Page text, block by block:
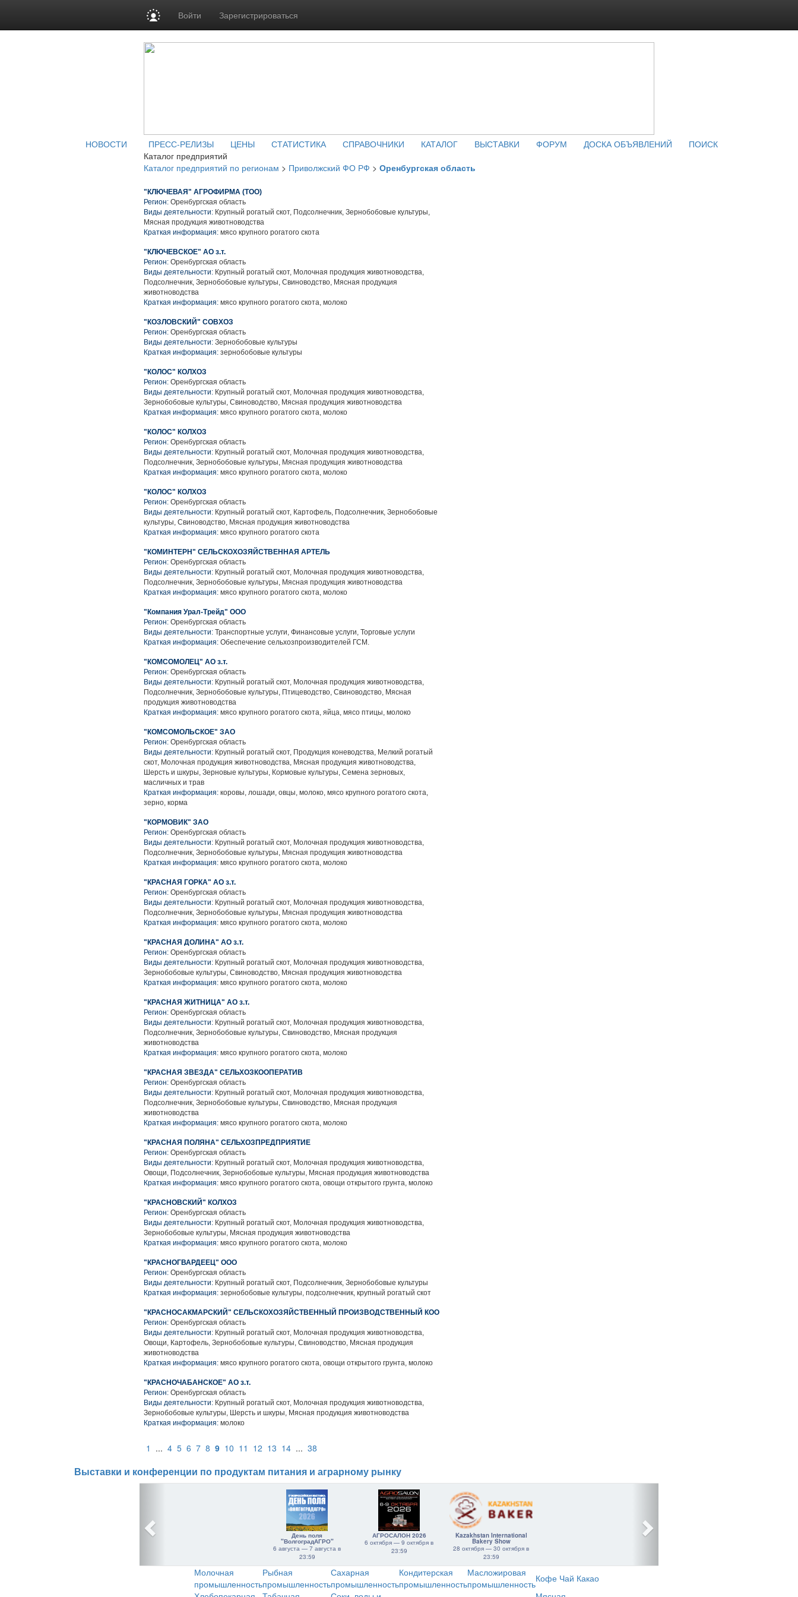
Войти Зарегистрироваться
НОВОСТИ ПРЕСС-РЕЛИЗЫ ЦЕНЫ СТАТИСТИКА СПРАВОЧНИКИ КАТАЛОГ ВЫСТАВКИ ФОРУМ ДОСКА ОБЪЯВЛЕНИЙ
ПОИСК
Каталог предприятий
Каталог предприятий по регионам > Приволжский ФО РФ > Оренбургская область
"КЛЮЧЕВАЯ" АГРОФИРМА (ТОО)
Регион: Оренбургская область
Виды деятельности: Крупный рогатый скот, Подсолнечник, Зернобобовые культуры,
Мясная продукция животноводства
Краткая информация: мясо крупного рогатого скота
"КЛЮЧЕВСКОЕ" АО з.т.
Регион: Оренбургская область
Виды деятельности: Крупный рогатый скот, Молочная продукция животноводства,
Подсолнечник, Зернобобовые культуры, Свиноводство, Мясная продукция
животноводства
Краткая информация: мясо крупного рогатого скота, молоко
"КОЗЛОВСКИЙ" СОВХОЗ
Регион: Оренбургская область
Виды деятельности: Зернобобовые культуры
Краткая информация: зернобобовые культуры
"КОЛОС" КОЛХОЗ
Регион: Оренбургская область
Виды деятельности: Крупный рогатый скот, Молочная продукция животноводства,
Зернобобовые культуры, Свиноводство, Мясная продукция животноводства
Краткая информация: мясо крупного рогатого скота, молоко
"КОЛОС" КОЛХОЗ
Регион: Оренбургская область
Виды деятельности: Крупный рогатый скот, Молочная продукция животноводства,
Подсолнечник, Зернобобовые культуры, Мясная продукция животноводства
Краткая информация: мясо крупного рогатого скота, молоко
"КОЛОС" КОЛХОЗ
Регион: Оренбургская область
Виды деятельности: Крупный рогатый скот, Картофель, Подсолнечник, Зернобобовые
культуры, Свиноводство, Мясная продукция животноводства
Краткая информация: мясо крупного рогатого скота
"КОМИНТЕРН" СЕЛЬСКОХОЗЯЙСТВЕННАЯ АРТЕЛЬ
Регион: Оренбургская область
Виды деятельности: Крупный рогатый скот, Молочная продукция животноводства,
Подсолнечник, Зернобобовые культуры, Мясная продукция животноводства
Краткая информация: мясо крупного рогатого скота, молоко
"Компания Урал-Трейд" ООО
Регион: Оренбургская область
Виды деятельности: Транспортные услуги, Финансовые услуги, Торговые услуги
Краткая информация: Обеспечение сельхозпроизводителей ГСМ.
"КОМСОМОЛЕЦ" АО з.т.
Регион: Оренбургская область
Виды деятельности: Крупный рогатый скот, Молочная продукция животноводства,
Подсолнечник, Зернобобовые культуры, Птицеводство, Свиноводство, Мясная
продукция животноводства
Краткая информация: мясо крупного рогатого скота, яйца, мясо птицы, молоко
"КОМСОМОЛЬСКОЕ" ЗАО
Регион: Оренбургская область
Виды деятельности: Крупный рогатый скот, Продукция коневодства, Мелкий рогатый
скот, Молочная продукция животноводства, Мясная продукция животноводства,
Шерсть и шкуры, Зерновые культуры, Кормовые культуры, Семена зерновых,
масличных и трав
Краткая информация: коровы, лошади, овцы, молоко, мясо крупного рогатого скота,
зерно, корма
"КОРМОВИК" ЗАО
Регион: Оренбургская область
Виды деятельности: Крупный рогатый скот, Молочная продукция животноводства,
Подсолнечник, Зернобобовые культуры, Мясная продукция животноводства
Краткая информация: мясо крупного рогатого скота, молоко
"КРАСНАЯ ГОРКА" АО з.т.
Регион: Оренбургская область
Виды деятельности: Крупный рогатый скот, Молочная продукция животноводства,
Подсолнечник, Зернобобовые культуры, Мясная продукция животноводства
Краткая информация: мясо крупного рогатого скота, молоко
"КРАСНАЯ ДОЛИНА" АО з.т.
Регион: Оренбургская область
Виды деятельности: Крупный рогатый скот, Молочная продукция животноводства,
Зернобобовые культуры, Свиноводство, Мясная продукция животноводства
Краткая информация: мясо крупного рогатого скота, молоко
"КРАСНАЯ ЖИТНИЦА" АО з.т.
Регион: Оренбургская область
Виды деятельности: Крупный рогатый скот, Молочная продукция животноводства,
Подсолнечник, Зернобобовые культуры, Свиноводство, Мясная продукция
животноводства
Краткая информация: мясо крупного рогатого скота, молоко
"КРАСНАЯ ЗВЕЗДА" СЕЛЬХОЗКООПЕРАТИВ
Регион: Оренбургская область
Виды деятельности: Крупный рогатый скот, Молочная продукция животноводства,
Подсолнечник, Зернобобовые культуры, Свиноводство, Мясная продукция
животноводства
Краткая информация: мясо крупного рогатого скота, молоко
"КРАСНАЯ ПОЛЯНА" СЕЛЬХОЗПРЕДПРИЯТИЕ
Регион: Оренбургская область
Виды деятельности: Крупный рогатый скот, Молочная продукция животноводства,
Овощи, Подсолнечник, Зернобобовые культуры, Мясная продукция животноводства
Краткая информация: мясо крупного рогатого скота, овощи открытого грунта, молоко
"КРАСНОВСКИЙ" КОЛХОЗ
Регион: Оренбургская область
Виды деятельности: Крупный рогатый скот, Молочная продукция животноводства,
Зернобобовые культуры, Мясная продукция животноводства
Краткая информация: мясо крупного рогатого скота, молоко
"КРАСНОГВАРДЕЕЦ" ООО
Регион: Оренбургская область
Виды деятельности: Крупный рогатый скот, Подсолнечник, Зернобобовые культуры
Краткая информация: зернобобовые культуры, подсолнечник, крупный рогатый скот
"КРАСНОСАКМАРСКИЙ" СЕЛЬСКОХОЗЯЙСТВЕННЫЙ ПРОИЗВОДСТВЕННЫЙ КОО
Регион: Оренбургская область
Виды деятельности: Крупный рогатый скот, Молочная продукция животноводства,
Овощи, Картофель, Зернобобовые культуры, Свиноводство, Мясная продукция
животноводства
Краткая информация: мясо крупного рогатого скота, овощи открытого грунта, молоко
"КРАСНОЧАБАНСКОЕ" АО з.т.
Регион: Оренбургская область
Виды деятельности: Крупный рогатый скот, Молочная продукция животноводства,
Зернобобовые культуры, Шерсть и шкуры, Мясная продукция животноводства
Краткая информация: молоко
1 ... 4 5 6 7 8 9 10 11 12 13 14 ... 38
Выставки и конференции по продуктам питания и аграрному рынку
День поля
"ВолгоградАГРО"
6 августа — 7 августа в
23:59
АГРОСАЛОН 2026
6 октября — 9 октября в
23:59
Kazakhstan International
Bakery Show
28 октября — 30 октября в
23:59
Молочная
промышленность
Рыбная
промышленность
Сахарная
промышленность
Кондитерская
промышленность
Масложировая
промышленностьКофе Чай Какао